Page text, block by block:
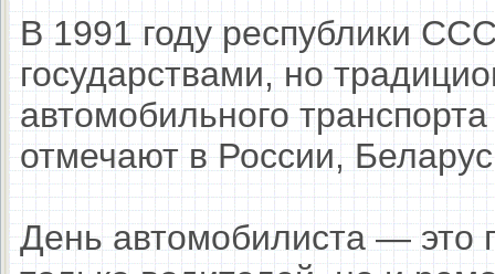
В 1991 году республики
государствами, но
автомобильного
отмечают в России,
День автомобилиста — это